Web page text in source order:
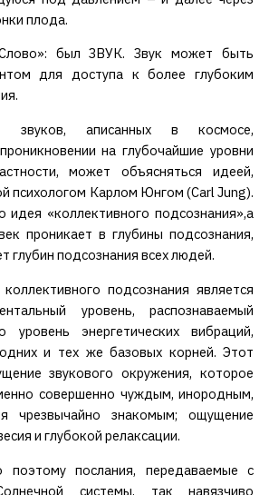
плода.
был ЗВУК. Звук может быть
для доступа к более глубоким
аписанных в космосе,
на глубочайшие уровни
может объясняться идеей,
психологом Карлом Юнгом (Carl Jung).
идея «коллективного подсознания»,а
проникает в глубины подсознания,
глубин подсознания всех людей.
подсознания является
уровень, распознаваемый
уровень энергетических вибраций,
и тех же базовых корней. Этот
звукового окружения, которое
совершенно чуждым, инородным,
знакомым; ощущение
и глубокой релаксации.
поэтому послания, передаваемые с
системы, так навязчиво